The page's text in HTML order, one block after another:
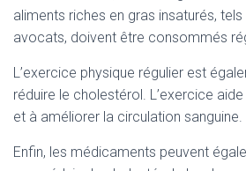
aliments riches en gras insaturés,
avocats, doivent être consommés
L’exercice physique régulier est
réduire le cholestérol. L’exercice
et à améliorer la circulation sanguine.
Enfin, les médicaments peuvent